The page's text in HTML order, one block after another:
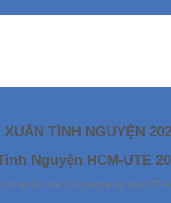
TÌNH NGUYỆN
Nguyện HCM-UTE
Đại học Công nghệ Kỹ thuật